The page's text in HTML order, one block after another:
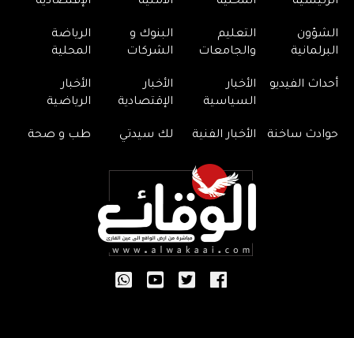
الشؤون
البرلمانية
التعليم
والجامعات
البنوك و
الشركات
الرياضة
المحلية
أحداث الفيديو
الأخبار
السياسية
الأخبار
الإقتصادية
الأخبار
الرياضية
حوادث ساخنة الأخبار الفنية لك سيدتي طب و صحة